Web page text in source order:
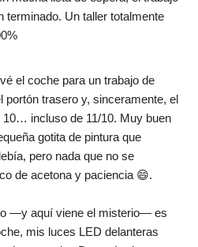
terminado. Un taller totalmente
el coche para un trabajo de
portón trasero y, sinceramente, el
10… incluso de 11/10. Muy buen
gotita de pintura que
pero nada que no se
de acetona y paciencia 😄.
—y aquí viene el misterio— es
mis luces LED delanteras